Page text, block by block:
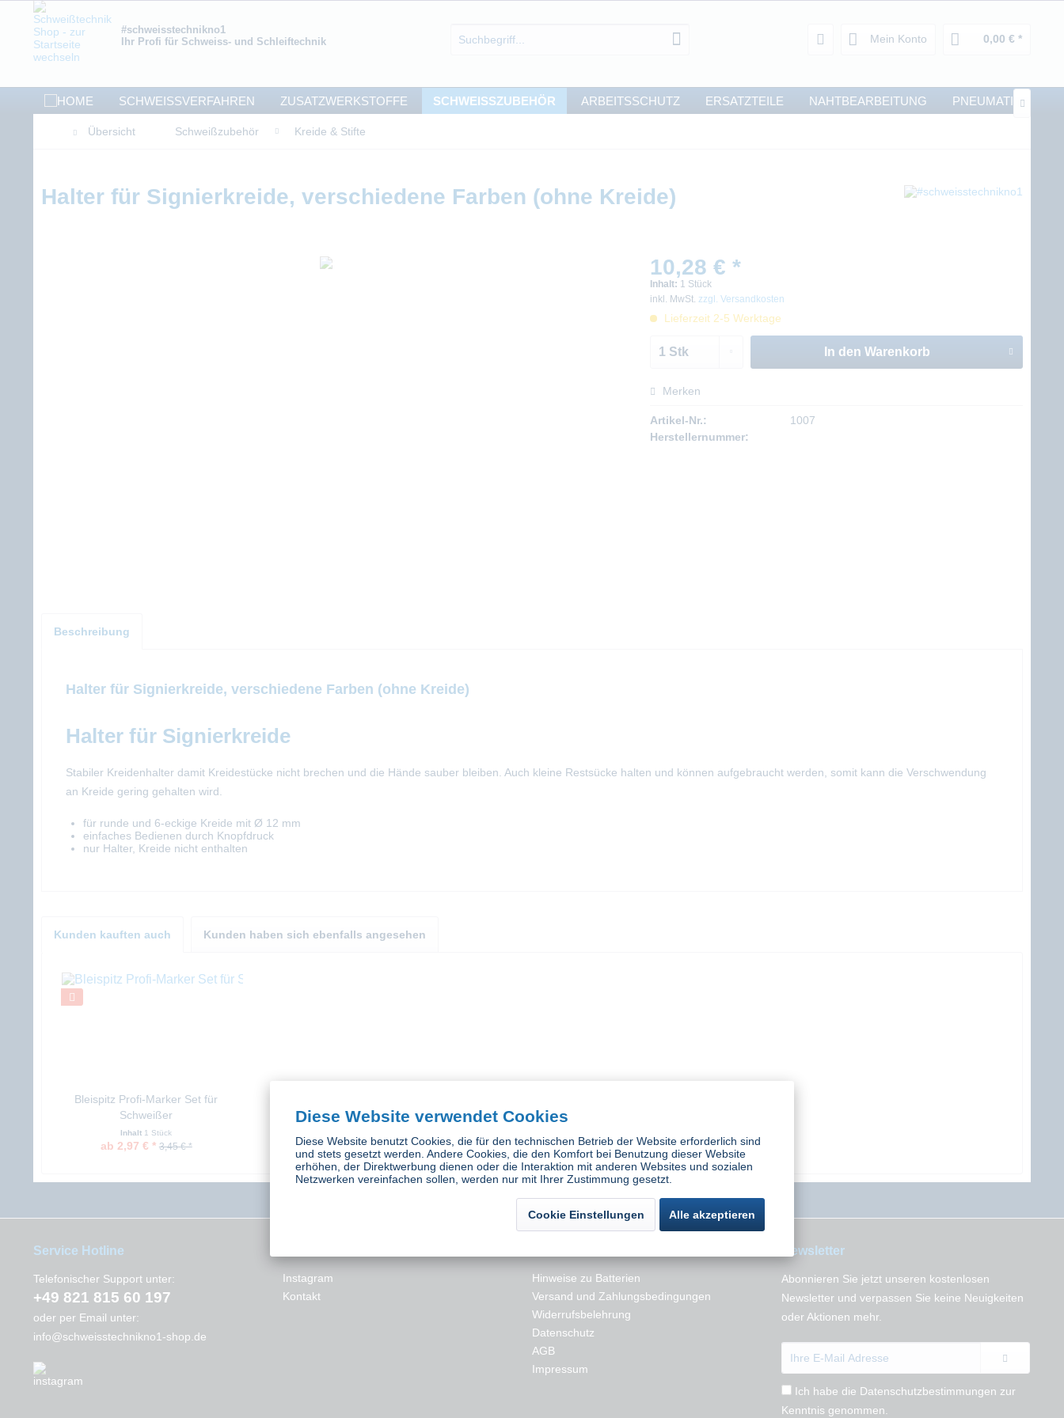
#schweisstechnikno1
Ihr Profi für Schweiss- und Schleiftechnik
Mein Konto 0,00 € *
SCHWEISSVERFAHREN ZUSATZWERKSTOFFE SCHWEISSZUBEHÖR ARBEITSSCHUTZ ERSATZTEILE NAHTBEARBEITUNG PNEUMATIK
Übersicht Schweißzubehör Kreide & Stifte
Halter für Signierkreide, verschiedene Farben (ohne Kreide)
10,28 € *
Inhalt: 1 Stück
inkl. MwSt. zzgl. Versandkosten
Lieferzeit 2-5 Werktage
In den Warenkorb
Merken
Artikel-Nr.:
1007
Herstellernummer:
Beschreibung
Halter für Signierkreide, verschiedene Farben (ohne Kreide)
Halter für Signierkreide
Stabiler Kreidenhalter damit Kreidestücke nicht brechen und die Hände sauber bleiben. Auch kleine Restsücke halten und können aufgebraucht werden, somit kann die Verschwendung
an Kreide gering gehalten wird.
für runde und 6-eckige Kreide mit Ø 12 mm
einfaches Bedienen durch Knopfdruck
nur Halter, Kreide nicht enthalten
Kunden kauften auch Kunden haben sich ebenfalls angesehen
Bleispitz Profi-Marker Set für
Schweißer
Inhalt 1 Stück
ab 2,97 € * 3,45 € *
Service Hotline
Telefonischer Support unter:
+49 821 815 60 197
oder per Email unter:
info@schweisstechnikno1-shop.de
Instagram
Kontakt
Hinweise zu Batterien
Versand und Zahlungsbedingungen
Widerrufsbelehrung
Datenschutz
AGB
Impressum
Newsletter
Abonnieren Sie jetzt unseren kostenlosen
Newsletter und verpassen Sie keine Neuigkeiten
oder Aktionen mehr.
Ich habe die Datenschutzbestimmungen zur
Kenntnis genommen.
Diese Website verwendet Cookies
Diese Website benutzt Cookies, die für den technischen Betrieb der Website erforderlich sind
und stets gesetzt werden. Andere Cookies, die den Komfort bei Benutzung dieser Website
erhöhen, der Direktwerbung dienen oder die Interaktion mit anderen Websites und sozialen
Netzwerken vereinfachen sollen, werden nur mit Ihrer Zustimmung gesetzt.
Cookie Einstellungen Alle akzeptieren